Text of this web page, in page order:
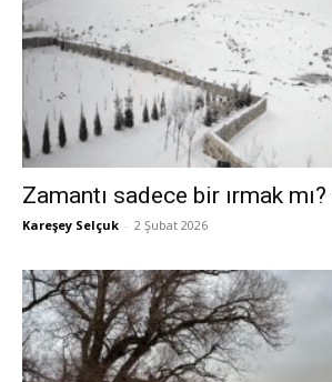
Zamantı sadece bir ırmak
Kareşey Selçuk - 2 Şubat 2026